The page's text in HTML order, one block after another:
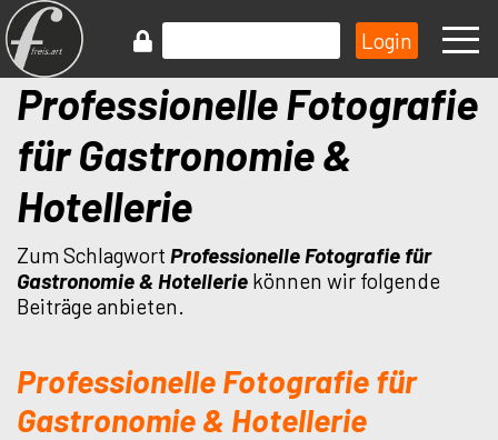
Professionelle Fotografie
für Gastronomie &
Hotellerie
Zum Schlagwort Professionelle Fotografie für
Gastronomie & Hotellerie können wir folgende
Beiträge anbieten.
Professionelle Fotografie für
Gastronomie & Hotellerie